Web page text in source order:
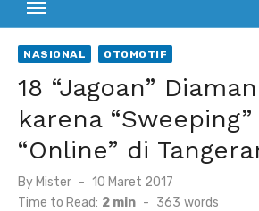
NASIONAL OTOMOTIF
18 “Jagoan”
karena
“Online” di
By Mister
Posted
on
10 Maret 2017
Time to Read: 2 min - 363 words